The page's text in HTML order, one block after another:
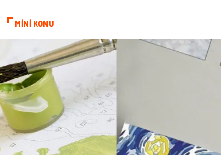
Kiralama Servisleri
Çadır
Spor Malzemeleri
Moda İthalat İhracat
MİNİ KONU